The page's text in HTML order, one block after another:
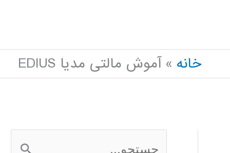
خانه
آموش مالتی مدیا EDIUS